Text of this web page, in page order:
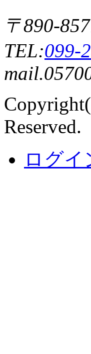
〒890-
TEL:099-
Reserved.
ログイ